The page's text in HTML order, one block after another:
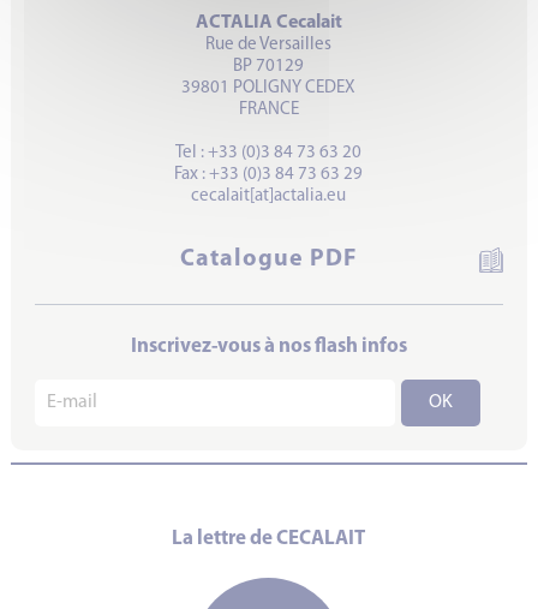
ACTALIA Cecalait
Rue de Versailles
BP 70129
39801 POLIGNY CEDEX
FRANCE
Tel : +33 (0)3 84 73 63 20
Fax : +33 (0)3 84 73 63 29
cecalait[at]actalia.eu
Catalogue PDF
Inscrivez-vous à nos flash infos
La lettre de CECALAIT